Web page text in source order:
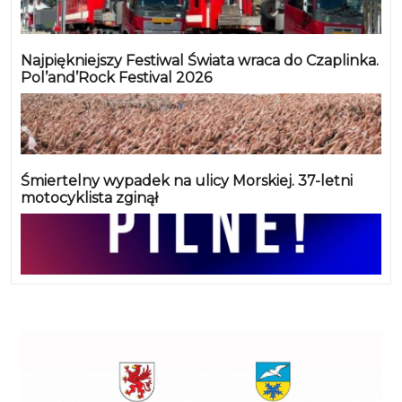
Najpiękniejszy Festiwal Świata wraca do Czaplinka.
Pol’and’Rock Festival 2026
Śmiertelny wypadek na ulicy Morskiej. 37-letni
motocyklista zginął